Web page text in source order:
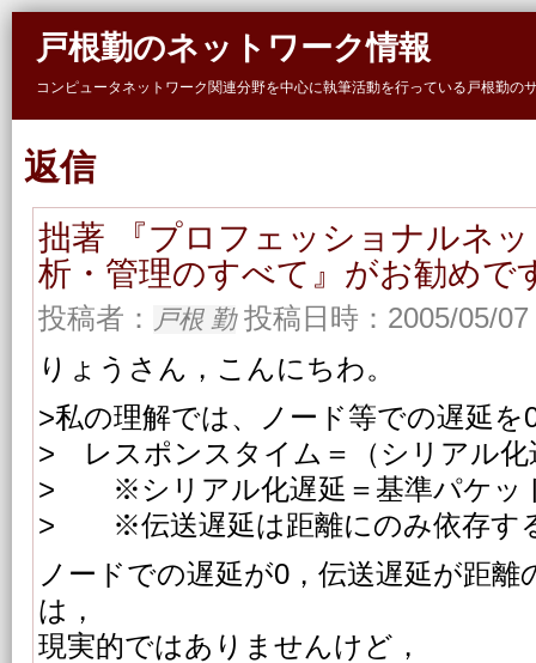
戸根勤のネットワーク情報
コンピュータネットワーク関連分野を中心に執筆活動を行っている戸根勤
返信
拙著 『プロフェッショナルネ
析・管理のすべて』がお勧めで
投稿者： 戸根 勤投稿日時：2005/05/07
りょうさん，こんにちわ。
>私の理解では、ノード等での遅延を
> レスポンスタイム＝（シリアル化
> ※シリアル化遅延＝基準パケッ
> ※伝送遅延は距離にのみ依存す
ノードでの遅延が0，伝送遅延が距
は，
現実的ではありませんけど，